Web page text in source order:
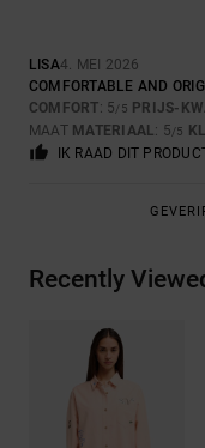
LISA4. MEI 2026
COMFORTABLE AND
COMFORT: 5/5 PRIJS-
MAAT MATERIAAL: 5/5
IK RAAD DIT
Recently